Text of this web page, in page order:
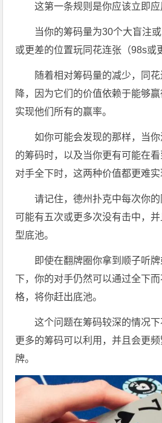
这第一条规则是你应该立即应
当你的筹码量为30个大盲注
或更差的位置玩同花连张（98s或
随着相对筹码量的减少，同
降，因为它们的价值依赖于能够
实现他们所有的赢率。
如你可能会发现的那样，当
的筹码时，以及当你更有可能在
对手全下时，这两种价值都更难实
请记住，德州扑克中每次你
可能有五次或更多次没有击中，
型底池。
即使在翻牌圈你拿到顺子听
下，你的对手仍然可以通过全下
格，将你赶出底池。
这个问题在筹码较深的情况
更多的筹码可以利用，并且会更
牌。